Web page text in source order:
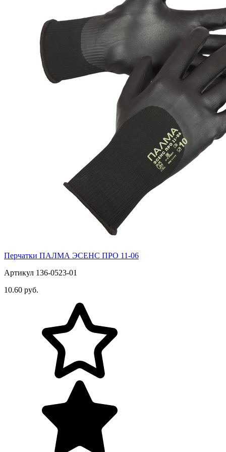
Перчатки ПАЛМА ЭСЕНС ПРО 11-06
Артикул 136-0523-01
10.60 руб.